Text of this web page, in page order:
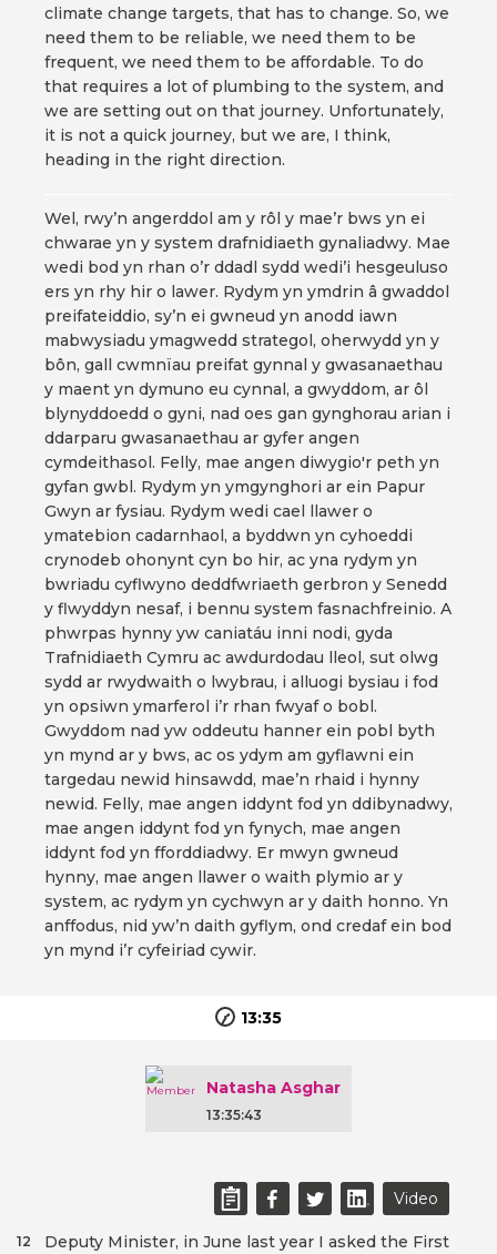
climate change targets, that has to change. So, we
need them to be reliable, we need them to be
frequent, we need them to be affordable. To do
that requires a lot of plumbing to the system, and
we are setting out on that journey. Unfortunately,
it is not a quick journey, but we are, I think,
heading in the right direction.
Wel, rwy’n angerddol am y rôl y mae’r bws yn ei
chwarae yn y system drafnidiaeth gynaliadwy. Mae
wedi bod yn rhan o’r ddadl sydd wedi’i hesgeuluso
ers yn rhy hir o lawer. Rydym yn ymdrin â gwaddol
preifateiddio, sy’n ei gwneud yn anodd iawn
mabwysiadu ymagwedd strategol, oherwydd yn y
bôn, gall cwmnïau preifat gynnal y gwasanaethau
y maent yn dymuno eu cynnal, a gwyddom, ar ôl
blynyddoedd o gyni, nad oes gan gynghorau arian i
ddarparu gwasanaethau ar gyfer angen
cymdeithasol. Felly, mae angen diwygio'r peth yn
gyfan gwbl. Rydym yn ymgynghori ar ein Papur
Gwyn ar fysiau. Rydym wedi cael llawer o
ymatebion cadarnhaol, a byddwn yn cyhoeddi
crynodeb ohonynt cyn bo hir, ac yna rydym yn
bwriadu cyflwyno deddfwriaeth gerbron y Senedd
y flwyddyn nesaf, i bennu system fasnachfreinio. A
phwrpas hynny yw caniatáu inni nodi, gyda
Trafnidiaeth Cymru ac awdurdodau lleol, sut olwg
sydd ar rwydwaith o lwybrau, i alluogi bysiau i fod
yn opsiwn ymarferol i’r rhan fwyaf o bobl.
Gwyddom nad yw oddeutu hanner ein pobl byth
yn mynd ar y bws, ac os ydym am gyflawni ein
targedau newid hinsawdd, mae’n rhaid i hynny
newid. Felly, mae angen iddynt fod yn ddibynadwy,
mae angen iddynt fod yn fynych, mae angen
iddynt fod yn fforddiadwy. Er mwyn gwneud
hynny, mae angen llawer o waith plymio ar y
system, ac rydym yn cychwyn ar y daith honno. Yn
anffodus, nid yw’n daith gyflym, ond credaf ein bod
yn mynd i’r cyfeiriad cywir.
13:35
Natasha Asghar
13:35:43
Video
Deputy Minister, in June last year I asked the First
12